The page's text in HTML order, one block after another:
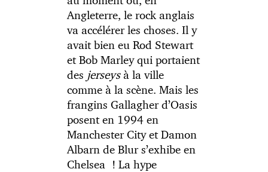
Angleterre, le rock anglais
va accélérer les choses. Il y
avait bien eu Rod Stewart
et Bob Marley qui portaient
des jerseysà la ville
comme à la scène. Mais les
frangins Gallagher d’Oasis
posent en 1994 en
Manchester City et Damon
Albarn de Blur s’exhibe en
Chelsea ! La hype